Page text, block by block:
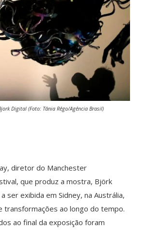
Digital (Foto: Tânia Rêgo/Agência Brasil)
diretor do Manchester
que produz a mostra, Björk
ser exibida em Sidney, na Austrália,
transformações ao longo do tempo.
ao final da exposição foram